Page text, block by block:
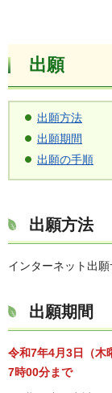
出願
出願方法
出願期間
出願の手順
出願方法
インターネット出
出願期間
令和7年4月3日（木
7時00分まで